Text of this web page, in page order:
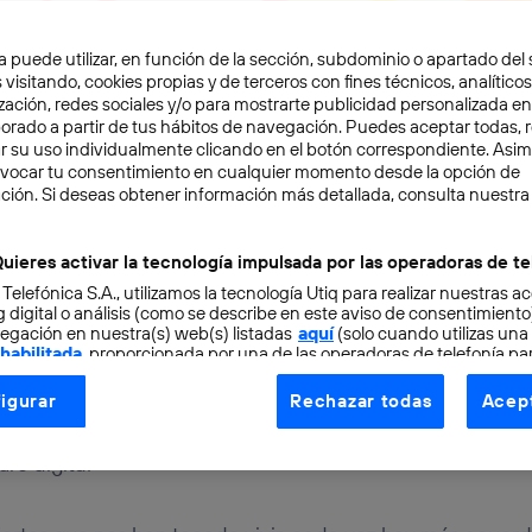
BIG 5 min
digitales de Think Big
se presentan las nuevas ideas impulsadas por
digital
puede utilizar, en función de la sección, subdominio o apartado del
visitando, cookies propias y de terceros con fines técnicos,
redes sociales y/o para mostrarte publicidad personalizada
a partir de tus hábitos de navegación. Puedes aceptar todas,
su uso individualmente clicando en el botón correspondiente.
tu consentimiento en cualquier momento desde la opción de
Si deseas obtener información más detallada, consulta nuestra
activar la tecnología impulsada por las operadoras de
S.A., utilizamos la tecnología Utiq para realizar nuestras
digital o análisis (como se describe en este aviso de
en nuestra(s) web(s) listadas aquí(solo cuando utilizas una
, proporcionada por una de las operadoras de telefonía
consentimiento en cada página web).
Utiq está diseñada con la privacidad como prioridad
tu dirección IP y otra información de la cuenta de cliente de
Rechazar todas